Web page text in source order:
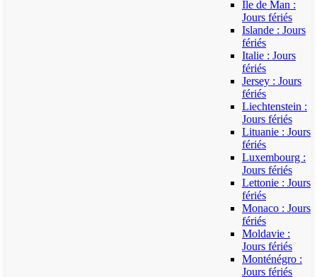
Île de Man :
Jours fériés
Islande : Jours
fériés
Italie : Jours
fériés
Jersey : Jours
fériés
Liechtenstein :
Jours fériés
Lituanie : Jours
fériés
Luxembourg :
Jours fériés
Lettonie : Jours
fériés
Monaco : Jours
fériés
Moldavie :
Jours fériés
Monténégro :
Jours fériés